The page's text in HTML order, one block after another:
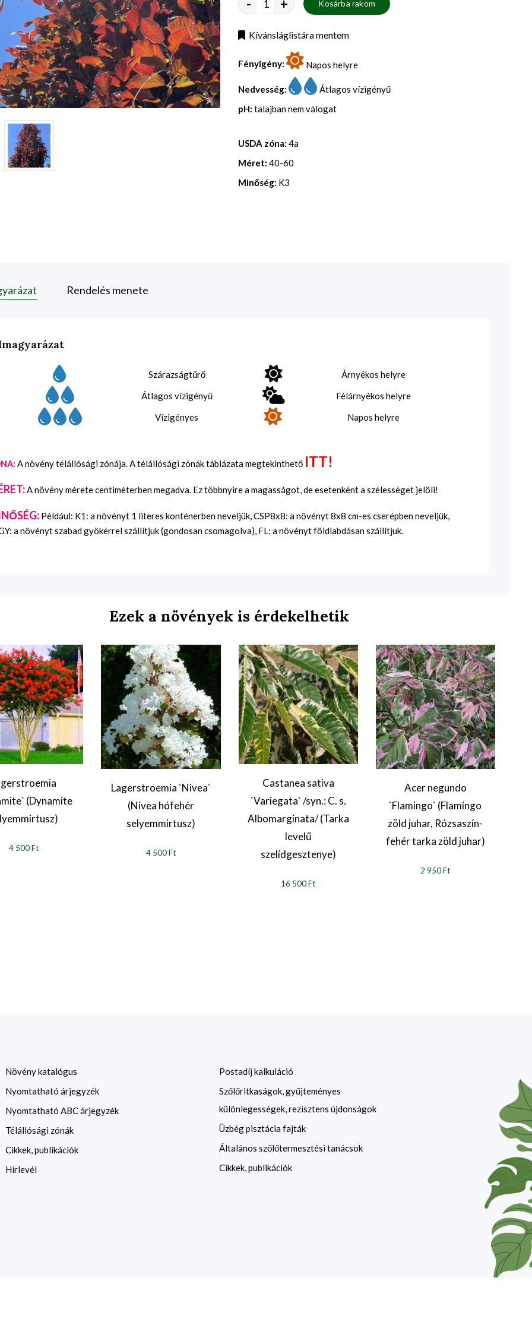
- + Kosárba rakom
Kívánsláglistára mentem
Fényigény: Napos helyre
Nedvesség:
Átlagos vízigényű
pH: talajban nem válogat
USDA zóna: 4a
Méret: 40-60
Minőség: K3
Rendelés menete
Szárazságtűrő
Árnyékos helyre
Átlagos vízigényű
Félárnyékos helyre
Vízigényes
Napos helyre
A növény télállósági zónája. A télállósági zónák táblázata megtekinthető ITT!
A növény mérete centiméterben megadva. Ez többnyire a magasságot, de esetenként a szélességet jelöli!
Például: K1: a növényt 1 literes konténerben neveljük, CSP8x8: a növényt 8x8 cm-es cserépben neveljük,
a növényt szabad gyökérrel szállítjuk (gondosan csomagolva), FL: a növényt földlabdásan szállítjuk.
Ezek a növények is érdekelhetik
(Dynamite
4 500 Ft
Lagerstroemia `Nivea`
(Nivea hófehér
selyemmirtusz)
4 500 Ft
Castanea sativa
`Variegata` /syn.: C. s.
Albomarginata/ (Tarka
levelű
szelídgesztenye)
16 500 Ft
Acer negundo
`Flamingo` (Flamingo
zöld juhar, Rózsaszín-
fehér tarka zöld juhar)
2 950 Ft
Növény katalógus
Nyomtatható árjegyzék
Nyomtatható ABC árjegyzék
Télállósági zónák
Cikkek, publikációk
Hírlevél
Postadíj kalkuláció
Szőlőritkaságok, gyűjteményes
különlegességek, rezisztens újdonságok
Üzbég pisztácia fajták
Általános szőlőtermesztési tanácsok
Cikkek, publikációk